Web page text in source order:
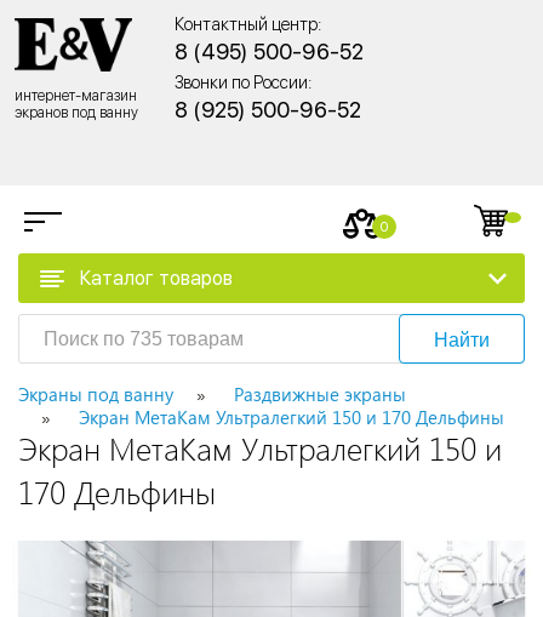
интернет-магазин
экранов под ванну
Контактный центр:
8 (495) 500-96-52
Звонки по России:
8 (925) 500-96-52
0
Каталог товаров
Найти
Экраны под ванну
Раздвижные экраны
Экран МетаКам Ультралегкий 150 и 170 Дельфины
Экран МетаКам Ультралегкий 150 и
170 Дельфины